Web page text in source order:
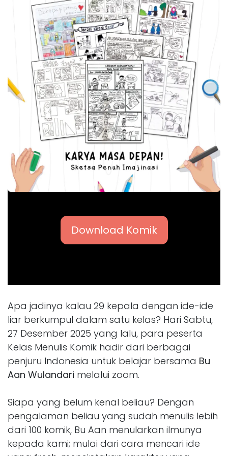
Download Komik
Apa jadinya kalau 29 kepala dengan ide-ide
liar berkumpul dalam satu kelas? Hari Sabtu,
27 Desember 2025 yang lalu, para peserta
Kelas Menulis Komik hadir dari berbagai
penjuru Indonesia untuk belajar bersama Bu
Aan Wulandari melalui zoom.
Siapa yang belum kenal beliau? Dengan
pengalaman beliau yang sudah menulis lebih
dari 100 komik, Bu Aan menularkan ilmunya
kepada kami; mulai dari cara mencari ide